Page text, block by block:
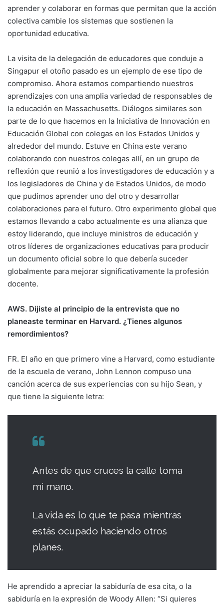
aprender y colaborar en formas que permitan que la acción
colectiva cambie los sistemas que sostienen la
oportunidad educativa.
La visita de la delegación de educadores que conduje a
Singapur el otoño pasado es un ejemplo de ese tipo de
compromiso. Ahora estamos compartiendo nuestros
aprendizajes con una amplia variedad de responsables de
la educación en Massachusetts. Diálogos similares son
parte de lo que hacemos en la Iniciativa de Innovación en
Educación Global con colegas en los Estados Unidos y
alrededor del mundo. Estuve en China este verano
colaborando con nuestros colegas allí, en un grupo de
reflexión que reunió a los investigadores de educación y a
los legisladores de China y de Estados Unidos, de modo
que pudimos aprender uno del otro y desarrollar
colaboraciones para el futuro. Otro experimento global que
estamos llevando a cabo actualmente es una alianza que
estoy liderando, que incluye ministros de educación y
otros líderes de organizaciones educativas para producir
un documento oficial sobre lo que debería suceder
globalmente para mejorar significativamente la profesión
docente.
AWS. Dijiste al principio de la entrevista que no
planeaste terminar en Harvard. ¿Tienes algunos
remordimientos?
FR. El año en que primero vine a Harvard, como estudiante
de la escuela de verano, John Lennon compuso una
canción acerca de sus experiencias con su hijo Sean, y
que tiene la siguiente letra:
Antes de que cruces la calle toma
mi mano.
La vida es lo que te pasa mientras
estás ocupado haciendo otros
planes.
He aprendido a apreciar la sabiduría de esa cita, o la
sabiduría en la expresión de Woody Allen: “Si quieres